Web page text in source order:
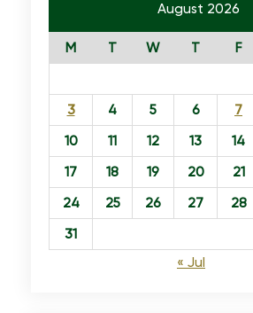
August 2026
M T W T F
3
4 5 6 7
10
11 12 13 14
17
18 19 20 21
24
25 26 27 28
31
« Jul